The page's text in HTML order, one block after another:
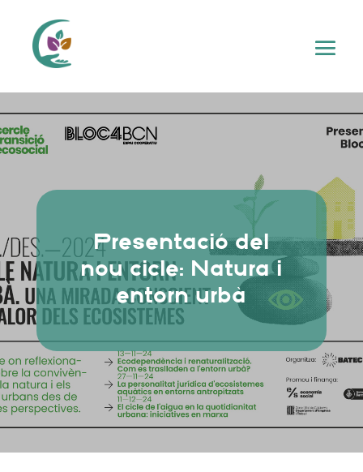
Presentació del
nou cicle: Natura i
entorn urbà